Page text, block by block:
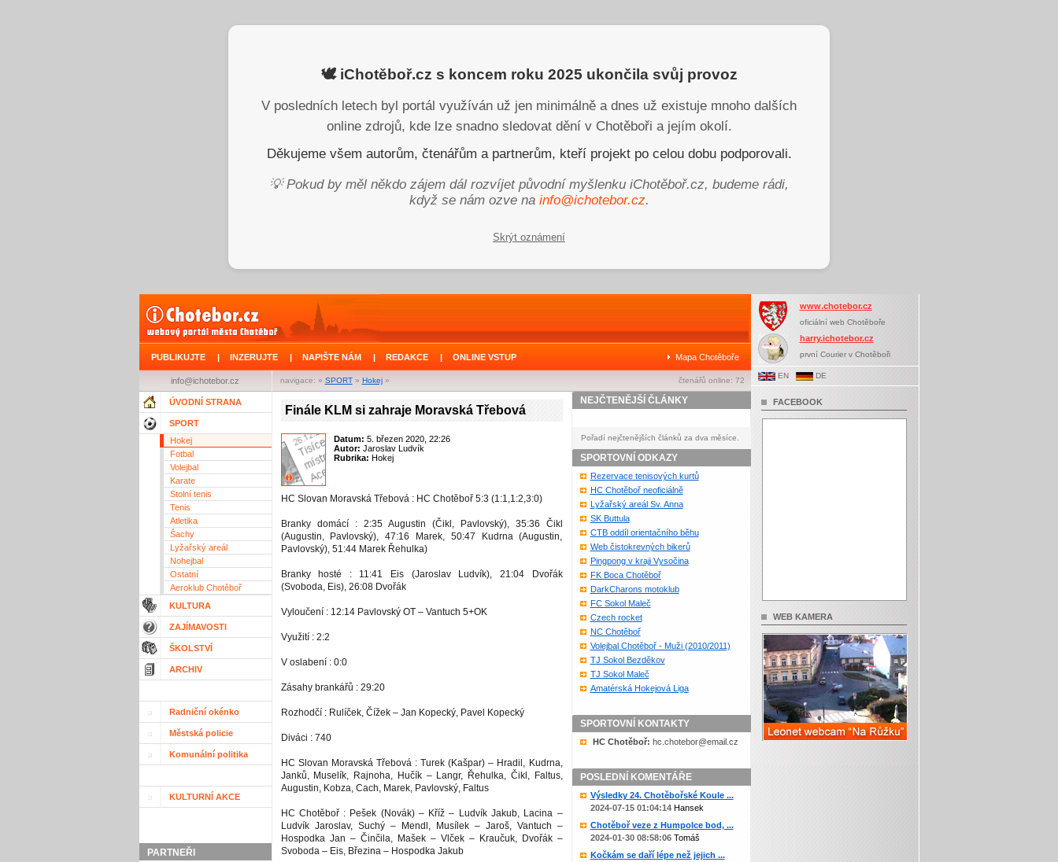
🕊️ iChotěboř.cz s koncem roku 2025 ukončila svůj provoz
V posledních letech byl portál využíván už jen minimálně a dnes už existuje mnoho dalších
online zdrojů, kde lze snadno sledovat dění v Chotěboři a jejím okolí.
Děkujeme všem autorům, čtenářům a partnerům, kteří projekt po celou dobu podporovali.
💡 Pokud by měl někdo zájem dál rozvíjet původní myšlenku iChotěboř.cz, budeme rádi,
když se nám ozve na info@ichotebor.cz.
Skrýt oznámení
PUBLIKUJTE | INZERUJTE | NAPIŠTE NÁM | REDAKCE | ONLINE VSTUP Mapa Chotěboře
navigace: » SPORT» Hokej» čtenářů online: 72
info@ichotebor.cz
ÚVODNÍ STRANA
SPORT
Hokej
Fotbal
Volejbal
Karate
Stolní tenis
Tenis
Atletika
Šachy
Lyžařský areál
Nohejbal
Ostatní
Aeroklub Chotěboř
KULTURA
ZAJÍMAVOSTI
ŠKOLSTVÍ
ARCHIV
Radniční okénko
Městská policie
Komunální politika
KULTURNÍ AKCE
PARTNEŘI
Finále KLM si zahraje Moravská Třebová
Datum: 5. březen 2020, 22:26
Autor: Jaroslav Ludvík
Rubrika: Hokej
HC Slovan Moravská Třebová : HC Chotěboř 5:3 (1:1,1:2,3:0)
Branky domácí : 2:35 Augustin (Čikl, Pavlovský), 35:36 Čikl
(Augustin, Pavlovský), 47:16 Marek, 50:47 Kudrna (Augustin,
Pavlovský), 51:44 Marek Řehulka)
Branky hosté : 11:41 Eis (Jaroslav Ludvík), 21:04 Dvořák
(Svoboda, Eis), 26:08 Dvořák
Vyloučení : 12:14 Pavlovský OT – Vantuch 5+OK
Využití : 2:2
V oslabení : 0:0
Zásahy brankářů : 29:20
Rozhodčí : Rulíček, Čížek – Jan Kopecký, Pavel Kopecký
Diváci : 740
HC Slovan Moravská Třebová : Turek (Kašpar) – Hradil, Kudrna,
Janků, Muselík, Rajnoha, Hučík – Langr, Řehulka, Čikl, Faltus,
Augustin, Kobza, Cach, Marek, Pavlovský, Faltus
HC Chotěboř : Pešek (Novák) – Kříž – Ludvík Jakub, Lacina –
Ludvík Jaroslav, Suchý – Mendl, Musílek – Jaroš, Vantuch –
Hospodka Jan – Činčila, Mašek – Vlček – Kraučuk, Dvořák –
Svoboda – Eis, Březina – Hospodka Jakub
NEJČTENĚJŠÍ ČLÁNKY
Pořadí nejčtenějších článků za dva měsíce.
SPORTOVNÍ ODKAZY
Rezervace tenisových kurtů
HC Chotěboř neoficiálně
Lyžařský areál Sv. Anna
SK Buttula
CTB oddíl orientačního běhu
Web čistokrevných bikerů
Pingpong v kraji Vysočina
FK Boca Chotěboř
DarkCharons motoklub
FC Sokol Maleč
Czech rocket
NC Chotěboř
Volejbal Chotěboř - Muži (2010/2011)
TJ Sokol Bezděkov
TJ Sokol Maleč
Amatérská Hokejová Liga
SPORTOVNÍ KONTAKTY
HC Chotěboř: zc.liame@robetohc.ch
POSLEDNÍ KOMENTÁŘE
Výsledky 24. Chotěbořské Koule ...
2024-07-15 01:04:14Hansek
Chotěboř veze z Humpolce bod, ...
2024-01-30 08:58:06Tomáš
Kočkám se daří lépe než jejich ...
www.chotebor.cz
oficiální web Chotěboře
harry.ichotebor.cz
první Courier v Chotěboři
EN DE
FACEBOOK
WEB KAMERA